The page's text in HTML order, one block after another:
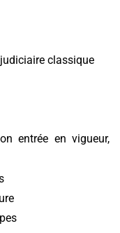
classique
entrée en vigueur,